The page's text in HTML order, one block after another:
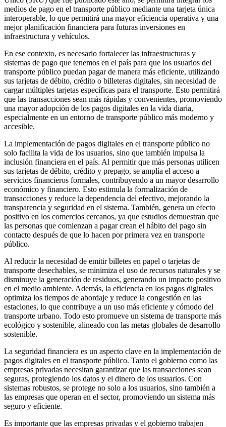
medios de pago en el transporte público mediante una tarjeta única
interoperable, lo que permitirá una mayor eficiencia operativa y una
mejor planificación financiera para futuras inversiones en
infraestructura y vehículos.
En ese contexto, es necesario fortalecer las infraestructuras y
sistemas de pago que tenemos en el país para que los usuarios del
transporte público puedan pagar de manera más eficiente, utilizando
sus tarjetas de débito, crédito o billeteras digitales, sin necesidad de
cargar múltiples tarjetas específicas para el transporte. Esto permitirá
que las transacciones sean más rápidas y convenientes, promoviendo
una mayor adopción de los pagos digitales en la vida diaria,
especialmente en un entorno de transporte público más moderno y
accesible.
La implementación de pagos digitales en el transporte público no
solo facilita la vida de los usuarios, sino que también impulsa la
inclusión financiera en el país. Al permitir que más personas utilicen
sus tarjetas de débito, crédito y prepago, se amplía el acceso a
servicios financieros formales, contribuyendo a un mayor desarrollo
económico y financiero. Esto estimula la formalización de
transacciones y reduce la dependencia del efectivo, mejorando la
transparencia y seguridad en el sistema. También, genera un efecto
positivo en los comercios cercanos, ya que estudios demuestran que
las personas que comienzan a pagar crean el hábito del pago sin
contacto después de que lo hacen por primera vez en transporte
público.
Al reducir la necesidad de emitir billetes en papel o tarjetas de
transporte desechables, se minimiza el uso de recursos naturales y se
disminuye la generación de residuos, generando un impacto positivo
en el medio ambiente. Además, la eficiencia en los pagos digitales
optimiza los tiempos de abordaje y reduce la congestión en las
estaciones, lo que contribuye a un uso más eficiente y cómodo del
transporte urbano. Todo esto promueve un sistema de transporte más
ecológico y sostenible, alineado con las metas globales de desarrollo
sostenible.
La seguridad financiera es un aspecto clave en la implementación de
pagos digitales en el transporte público. Tanto el gobierno como las
empresas privadas necesitan garantizar que las transacciones sean
seguras, protegiendo los datos y el dinero de los usuarios. Con
sistemas robustos, se protege no solo a los usuarios, sino también a
las empresas que operan en el sector, promoviendo un sistema más
seguro y eficiente.
Es importante que las empresas privadas y el gobierno trabajen